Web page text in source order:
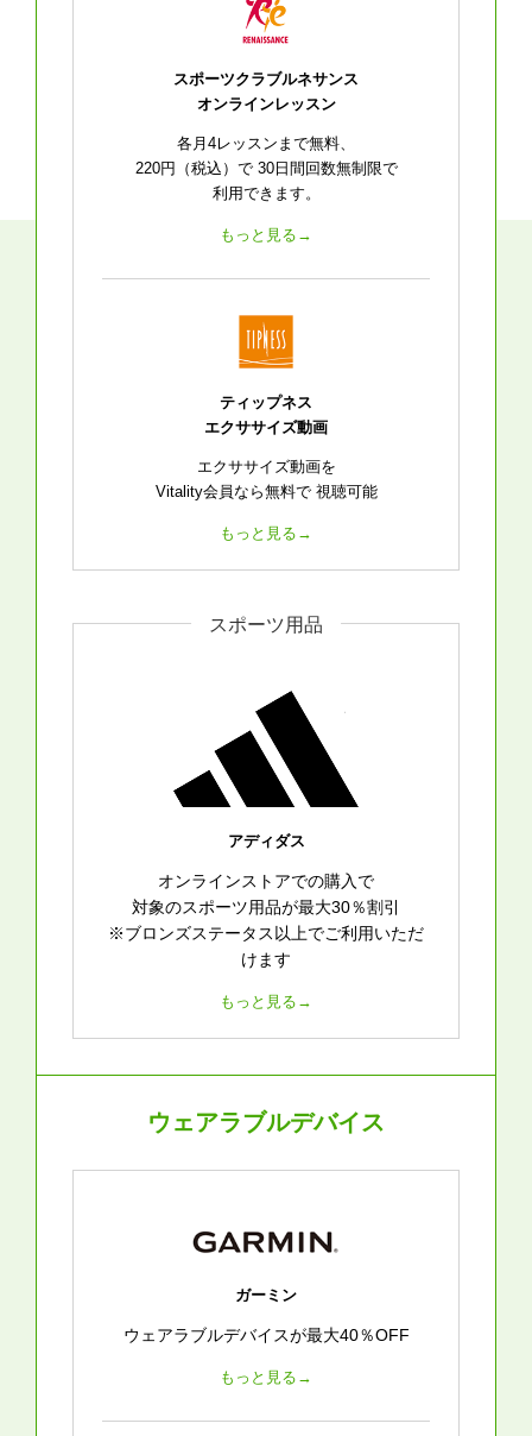
スポーツクラブルネサンス
オンラインレッスン
各月4レッスンまで無料、
220円（税込）で30日間回数無制限で
利用できます。
もっと見る→
ティップネス
エクササイズ動画
エクササイズ動画を
Vitality会員なら無料で視聴可能
もっと見る→
スポーツ用品
アディダス
オンラインストアでの購入で
対象のスポーツ用品が最大30％割引
※ブロンズステータス以上でご利用いただ
けます
もっと見る→
ウェアラブルデバイス
ガーミン
ウェアラブルデバイスが最大40％OFF
もっと見る→